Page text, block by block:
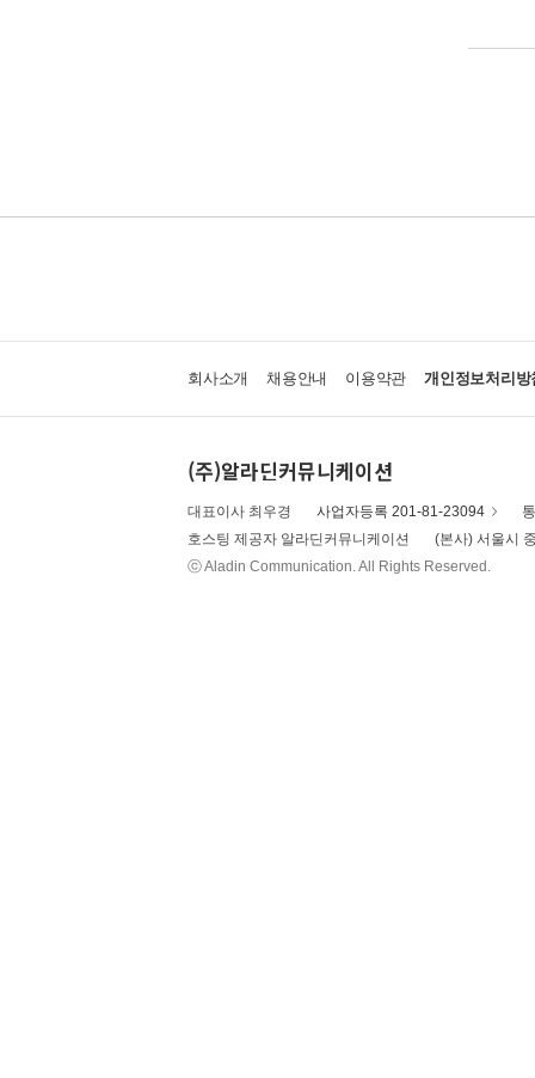
회사소개 채용안내 이용약관 개인정보처리방
(주)알라딘커뮤니케이션
대표이사 최우경 사업자등록 201-81-23094
호스팅 제공자 알라딘커뮤니케이션
(본사) 서울시
ⓒ Aladin Communication. All Rights Reserved.